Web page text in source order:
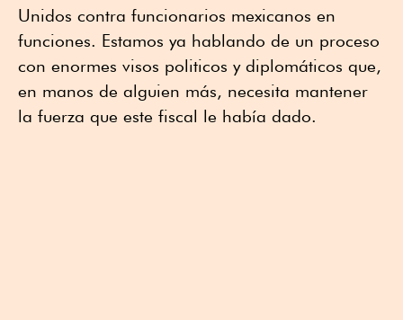
Unidos contra funcionarios mexicanos en
funciones. Estamos ya hablando de un proceso
con enormes visos politicos y diplomáticos que,
en manos de alguien más, necesita mantener
la fuerza que este fiscal le había dado.